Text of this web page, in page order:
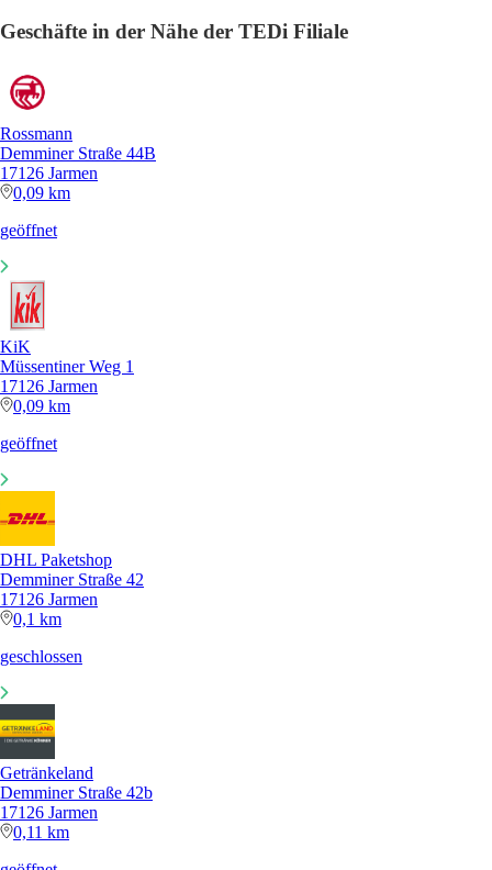
Geschäfte in der Nähe der TEDi Filiale
Rossmann
Demminer Straße 44B
17126 Jarmen
0,09 km
geöffnet
KiK
Müssentiner Weg 1
17126 Jarmen
0,09 km
geöffnet
DHL Paketshop
Demminer Straße 42
17126 Jarmen
0,1 km
geschlossen
Getränkeland
Demminer Straße 42b
17126 Jarmen
0,11 km